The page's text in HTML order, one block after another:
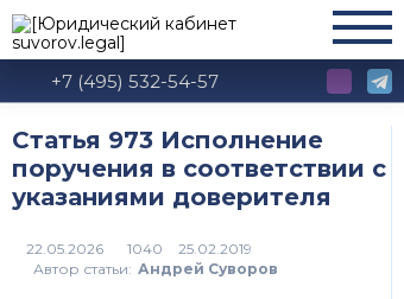
+7 (495) 532-54-57
Статья 973 Исполнение
поручения в соответствии с
указаниями доверителя
1040
Автор статьи: Андрей Суворов